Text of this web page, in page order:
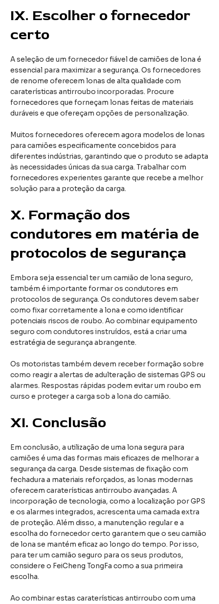
IX. Escolher o fornecedor
certo
A seleção de um fornecedor fiável de camiões de lona é
essencial para maximizar a segurança. Os fornecedores
de renome oferecem lonas de alta qualidade com
caraterísticas antirroubo incorporadas. Procure
fornecedores que forneçam lonas feitas de materiais
duráveis e que ofereçam opções de personalização.
Muitos fornecedores oferecem agora modelos de lonas
para camiões especificamente concebidos para
diferentes indústrias, garantindo que o produto se adapta
às necessidades únicas da sua carga. Trabalhar com
fornecedores experientes garante que recebe a melhor
solução para a proteção da carga.
X. Formação dos
condutores em matéria de
protocolos de segurança
Embora seja essencial ter um camião de lona seguro,
também é importante formar os condutores em
protocolos de segurança. Os condutores devem saber
como fixar corretamente a lona e como identificar
potenciais riscos de roubo. Ao combinar equipamento
seguro com condutores instruídos, está a criar uma
estratégia de segurança abrangente.
Os motoristas também devem receber formação sobre
como reagir a alertas de adulteração de sistemas GPS ou
alarmes. Respostas rápidas podem evitar um roubo em
curso e proteger a carga sob a lona do camião.
XI. Conclusão
Em conclusão, a utilização de uma lona segura para
camiões é uma das formas mais eficazes de melhorar a
segurança da carga. Desde sistemas de fixação com
fechadura a materiais reforçados, as lonas modernas
oferecem caraterísticas antirroubo avançadas. A
incorporação de tecnologia, como a localização por GPS
e os alarmes integrados, acrescenta uma camada extra
de proteção. Além disso, a manutenção regular e a
escolha do fornecedor certo garantem que o seu camião
de lona se mantém eficaz ao longo do tempo. Por isso,
para ter um camião seguro para os seus produtos,
considere o FeiCheng TongFa como a sua primeira
escolha.
Ao combinar estas caraterísticas antirroubo com uma